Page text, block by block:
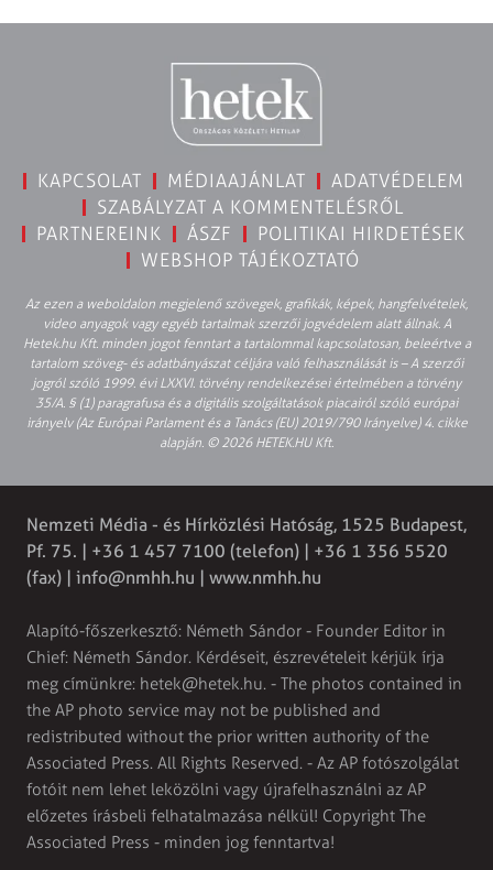
KAPCSOLAT MÉDIAAJÁNLAT
ADATVÉDELEM
SZABÁLYZAT A KOMMENTELÉSRŐL
PARTNEREINK
ÁSZF
POLITIKAI HIRDETÉSEK
WEBSHOP TÁJÉKOZTATÓ
Az ezen a weboldalon megjelenő szövegek, grafikák, képek, hangfelvételek,
video anyagok vagy egyéb tartalmak szerzői jogvédelem alatt állnak. A
Hetek.hu Kft. minden jogot fenntart a tartalommal kapcsolatosan, beleértve a
tartalom szöveg- és adatbányászat céljára való felhasználását is – A szerzői
jogról szóló 1999. évi LXXVI. törvény rendelkezései értelmében a törvény
35/A. § (1) paragrafusa és a digitális szolgáltatások piacairól szóló európai
irányelv (Az Európai Parlament és a Tanács (EU) 2019/790 Irányelve) 4. cikke
alapján. © 2026 HETEK.HU Kft.
Nemzeti Média - és Hírközlési Hatóság, 1525 Budapest,
Pf. 75. | +36 1 457 7100 (telefon) | +36 1 356 5520
(fax) | info@nmhh.hu | www.nmhh.hu
Alapító-főszerkesztő: Németh Sándor - Founder Editor in
Chief: Németh Sándor. Kérdéseit, észrevételeit kérjük írja
meg címünkre: hetek@hetek.hu. - The photos contained in
the AP photo service may not be published and
redistributed without the prior written authority of the
Associated Press. All Rights Reserved. - Az AP fotószolgálat
fotóit nem lehet leközölni vagy újrafelhasználni az AP
előzetes írásbeli felhatalmazása nélkül! Copyright The
Associated Press - minden jog fenntartva!